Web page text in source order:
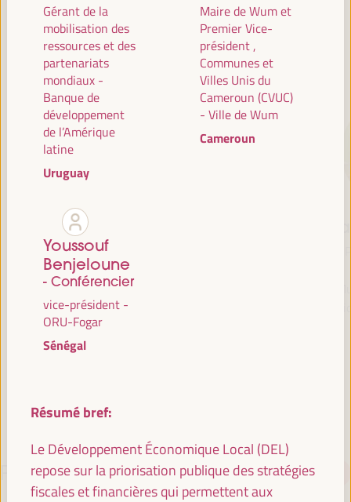
CONFÉRENCIERS
María Jesús
Montero
Cuadrado
Première vice-présidente
et ministre des Finances
- Gouvernement
espagnol
PROGRAMME Télécharger le PDF
Gérant de la
mobilisation des
ressources et des
partenariats
mondiaux -
Banque de
développement
de l’Amérique
latine
Uruguay
Maire de Wum et
Premier Vice-
président ,
Communes et
Villes Unis du
Cameroun (CVUC)
- Ville de Wum
Cameroun
Youssouf
Benjeloune
- Conférencier
vice-président -
ORU-Fogar
Sénégal
Résumé bref:
Le Développement Économique Local (DEL)
repose sur la priorisation publique des stratégies
fiscales et financières qui permettent aux